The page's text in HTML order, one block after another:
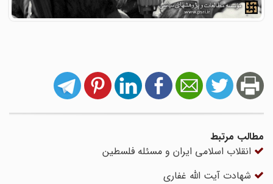
مطالب مرتبط
انقلاب اسلامی ایران و مسئله فلسطین
شهادت آیت اللّه غفاری